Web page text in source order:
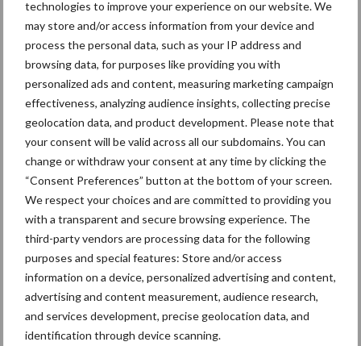
technologies to improve your experience on our website. We
may store and/or access information from your device and
process the personal data, such as your IP address and
browsing data, for purposes like providing you with
personalized ads and content, measuring marketing campaign
effectiveness, analyzing audience insights, collecting precise
geolocation data, and product development. Please note that
your consent will be valid across all our subdomains. You can
change or withdraw your consent at any time by clicking the
“Consent Preferences” button at the bottom of your screen.
We respect your choices and are committed to providing you
with a transparent and secure browsing experience. The
third-party vendors are processing data for the following
purposes and special features: Store and/or access
information on a device, personalized advertising and content,
advertising and content measurement, audience research,
and services development, precise geolocation data, and
identification through device scanning.
Primaire
Sidebar
Recent nieuws Partner nieuws
6 aug
"Hoge verwachtingen van schijven
voor kouters"
5 aug
Oogst biologische aardappelen in
volle gang
Toon meer